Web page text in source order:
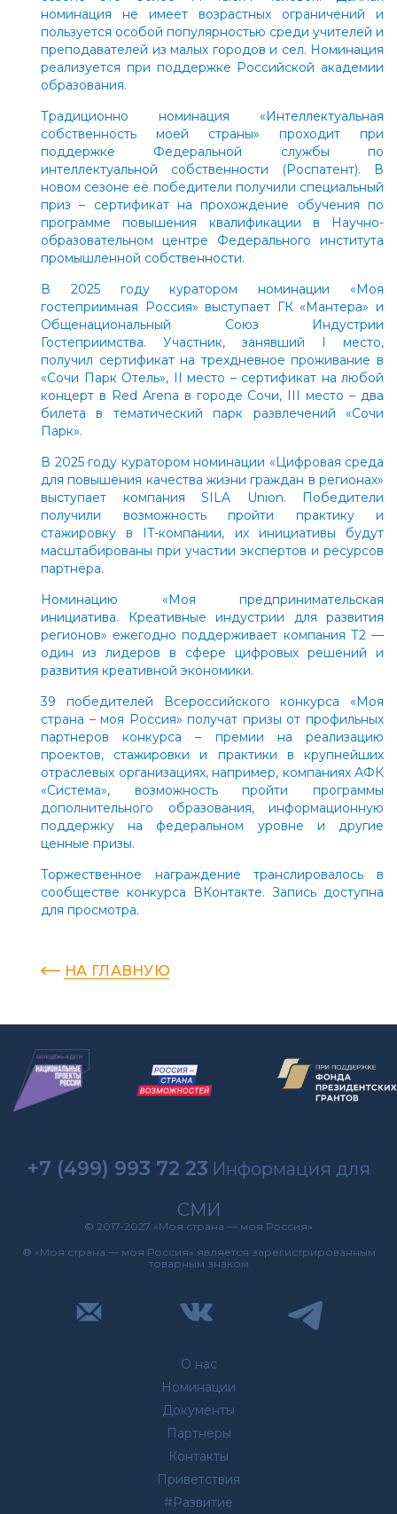
номинация не имеет возрастных ограничений и
пользуется особой популярностью среди учителей и
преподавателей из малых городов и сел. Номинация
реализуется при поддержке Российской академии
образования.
Традиционно номинация «Интеллектуальная
собственность моей страны» проходит при
поддержке Федеральной службы по
интеллектуальной собственности (Роспатент). В
новом сезоне её победители получили специальный
приз – сертификат на прохождение обучения по
программе повышения квалификации в Научно-
образовательном центре Федерального института
промышленной собственности.
В 2025 году куратором номинации «Моя
гостеприимная Россия» выступает ГК «Мантера» и
Общенациональный Союз Индустрии
Гостеприимства. Участник, занявший I место,
получил сертификат на трехдневное проживание в
«Сочи Парк Отель», II место – сертификат на любой
концерт в Red Arena в городе Сочи, III место – два
билета в тематический парк развлечений «Сочи
Парк».
В 2025 году куратором номинации «Цифровая среда
для повышения качества жизни граждан в регионах»
выступает компания SILA Union. Победители
получили возможность пройти практику и
стажировку в IT-компании, их инициативы будут
масштабированы при участии экспертов и ресурсов
партнёра.
Номинацию «Моя предпринимательская
инициатива. Креативные индустрии для развития
регионов» ежегодно поддерживает компания Т2 —
один из лидеров в сфере цифровых решений и
развития креативной экономики.
39 победителей Всероссийского конкурса «Моя
страна – моя Россия» получат призы от профильных
партнеров конкурса – премии на реализацию
проектов, стажировки и практики в крупнейших
отраслевых организациях, например, компаниях АФК
«Система», возможность пройти программы
дополнительного образования, информационную
поддержку на федеральном уровне и другие
ценные призы.
Торжественное награждение транслировалось в
сообществе конкурса ВКонтакте. Запись доступна
для просмотра.
НА ГЛАВНУЮ
О нас
Номинации
Документы
Партнеры
Контакты
Приветствия
#Развитие
+7 (499) 993 72 23 Информация для
СМИ
© 2017-2027 «Моя страна — моя Россия»
® «Моя страна — моя Россия» является зарегистрированным
товарным знаком